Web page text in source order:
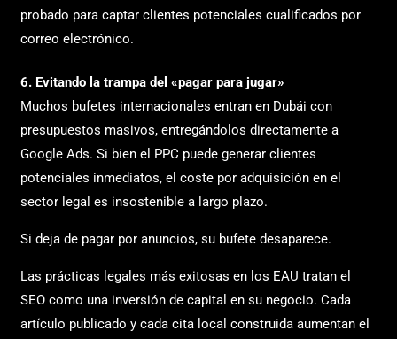
probado para captar clientes potenciales cualificados por
correo electrónico.
6. Evitando la trampa del «pagar para jugar»
Muchos bufetes internacionales entran en Dubái con
presupuestos masivos, entregándolos directamente a
Google Ads. Si bien el PPC puede generar clientes
potenciales inmediatos, el coste por adquisición en el
sector legal es insostenible a largo plazo.
Si deja de pagar por anuncios, su bufete desaparece.
Las prácticas legales más exitosas en los EAU tratan el
SEO como una inversión de capital en su negocio. Cada
artículo publicado y cada cita local construida aumentan el